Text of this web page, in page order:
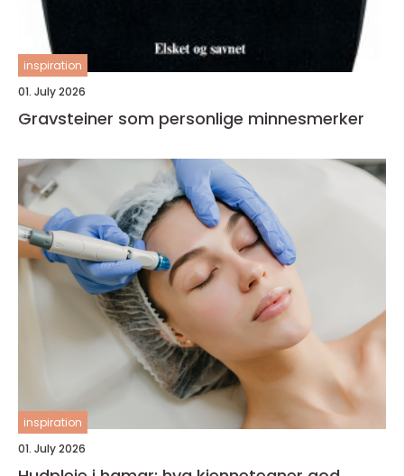
inspiration
01. July 2026
Gravsteiner som personlige minnesmerker
inspiration
01. July 2026